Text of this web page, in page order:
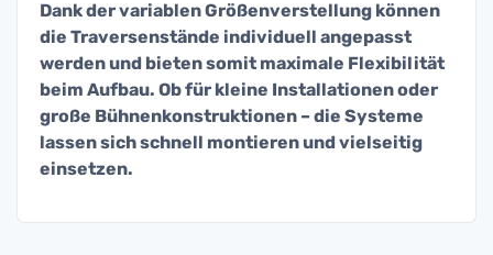
Dank der variablen Größenverstellung können
die Traversenstände individuell angepasst
werden und bieten somit maximale Flexibilität
beim Aufbau. Ob für kleine Installationen oder
große Bühnenkonstruktionen – die Systeme
lassen sich schnell montieren und vielseitig
einsetzen.